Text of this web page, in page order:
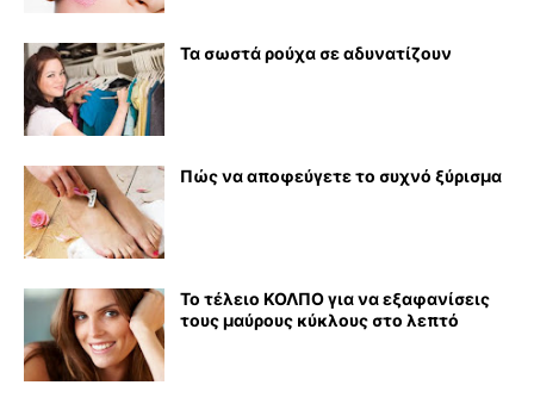
Τα σωστά ρούχα σε αδυνατίζουν
Πώς να αποφεύγετε το συχνό ξύρισμα
Το τέλειο ΚΟΛΠΟ για να εξαφανίσεις
τους μαύρους κύκλους στο λεπτό